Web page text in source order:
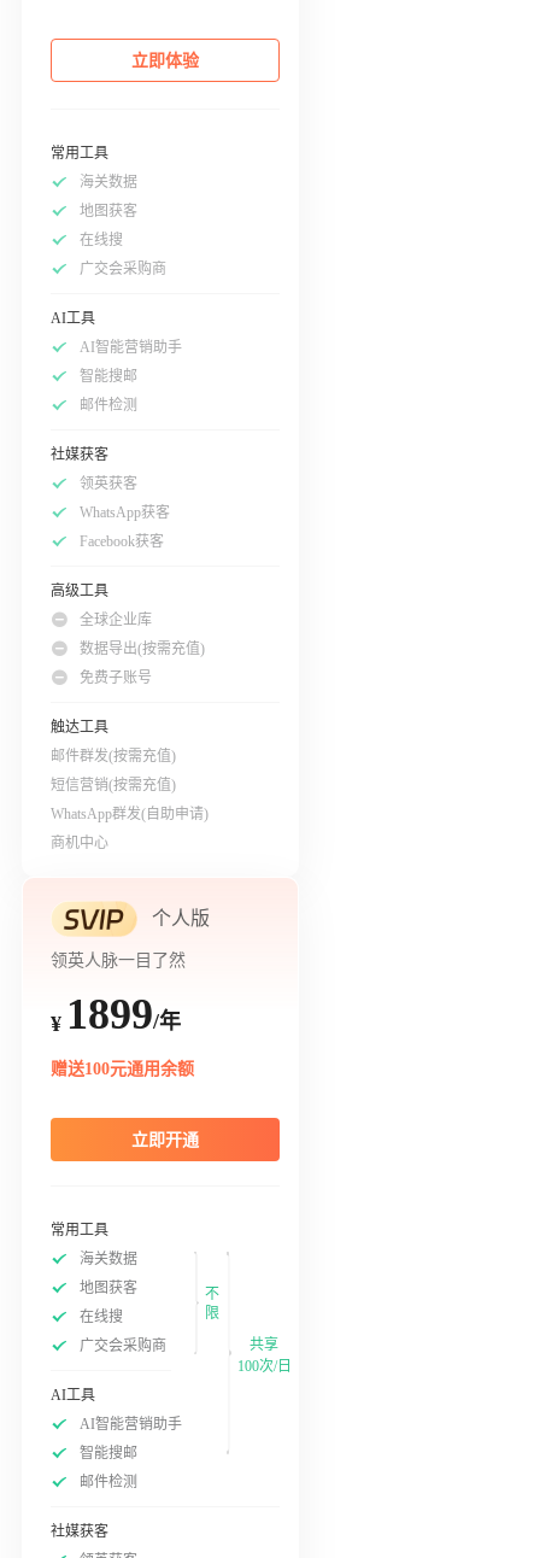
立即体验
常用工具
海关数据
地图获客
在线搜
广交会采购商
AI工具
AI智能营销助手
智能搜邮
邮件检测
社媒获客
领英获客
WhatsApp获客
Facebook获客
高级工具
全球企业库
数据导出(按需充值)
免费子账号
触达工具
邮件群发(按需充值)
短信营销(按需充值)
WhatsApp群发(自助申请)
商机中心
个人版
领英人脉一目了然
¥ 1899/年
赠送100元通用余额
立即开通
常用工具
海关数据
地图获客
在线搜
广交会采购商
不
限
AI工具
AI智能营销助手
智能搜邮
邮件检测
社媒获客
共享
100次/日